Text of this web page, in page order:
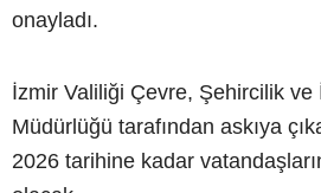
onayladı.
İzmir Valiliği Çevre, Şehircilik ve
Müdürlüğü tarafından askıya
2026 tarihine kadar